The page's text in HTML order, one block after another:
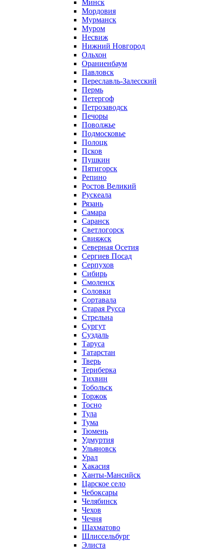
Минск
Мордовия
Мурманск
Муром
Несвиж
Нижний Новгород
Ольхон
Ораниенбаум
Павловск
Переславль-Залесский
Пермь
Петергоф
Петрозаводск
Печоры
Поволжье
Подмосковье
Полоцк
Псков
Пушкин
Пятигорск
Репино
Ростов Великий
Рускеала
Рязань
Самара
Саранск
Светлогорск
Свияжск
Северная Осетия
Сергиев Посад
Серпухов
Сибирь
Смоленск
Соловки
Сортавала
Старая Русса
Стрельна
Сургут
Суздаль
Таруса
Татарстан
Тверь
Териберка
Тихвин
Тобольск
Торжок
Тосно
Тула
Тума
Тюмень
Удмуртия
Ульяновск
Урал
Хакасия
Ханты-Мансийск
Царское село
Чебоксары
Челябинск
Чехов
Чечня
Шахматово
Шлиссельбург
Элиста